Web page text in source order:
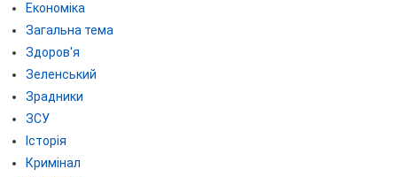
Економіка
Загальна тема
Здоров'я
Зеленський
Зрадники
ЗСУ
Історія
Кримінал